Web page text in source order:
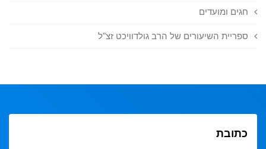
חגים ומועדים
ספריית השיעורים של הרב גולדוויכט זצ"ל
כתובת